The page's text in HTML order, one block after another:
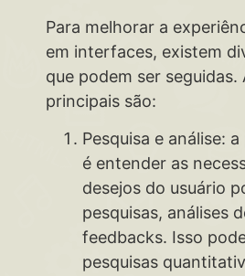
Para melhorar a
em interfaces, existem
que podem ser seguidas.
principais são:
Pesquisa e análise:
é entender as
desejos do usuário
pesquisas, análises
feedbacks. Isso
pesquisas